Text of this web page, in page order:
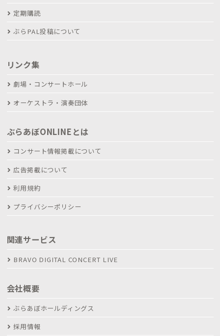
定期購読
ぶらPAL投稿について
リンク集
劇場・コンサートホール
オーケストラ・演奏団体
ぶらあぼONLINEとは
コンサート情報掲載について
広告掲載について
利用規約
プライバシーポリシー
関連サービス
BRAVO DIGITAL CONCERT LIVE
会社概要
ぶらあぼホールディングス
採用情報